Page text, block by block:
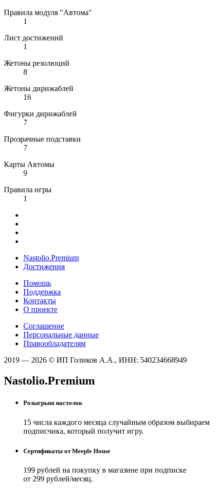
Правила модуля "Автома"
1
Лист достижений
1
Жетоны резолюций
8
Жетоны дирижаблей
16
Фигурки дирижаблей
7
Прозрачные подставки
7
Карты Автомы
9
Правила игры
1
Nastolio.Premium
Достижения
Помощь
Поддержка
Контакты
О проекте
Соглашение
Персональные данные
Правообладателям
2019 — 2026 © ИП Голиков А.А., ИНН: 540234668949
Nastolio.Premium
Розыгрыш настолок
15 числа каждого месяца случайным образом выбираем
подписчика, который получит игру.
Сертификаты от Meeple House
199 рублей на покупку в магазине при подписке
от 299 рублей/месяц.